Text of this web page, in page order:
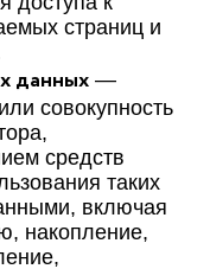
страниц и
данных —
совокупность
средств
таких
включая
накопление,